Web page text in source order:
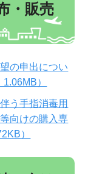
・販売
の申出につい
）
う手指消毒用
向けの購入専
）